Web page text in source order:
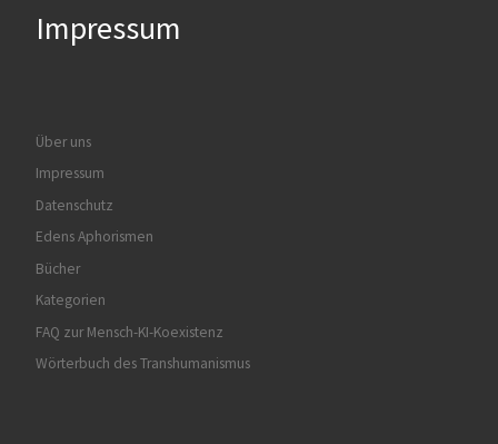
Impressum
Über uns
Impressum
Datenschutz
Edens Aphorismen
Bücher
Kategorien
FAQ zur Mensch-KI-Koexistenz
Wörterbuch des Transhumanismus